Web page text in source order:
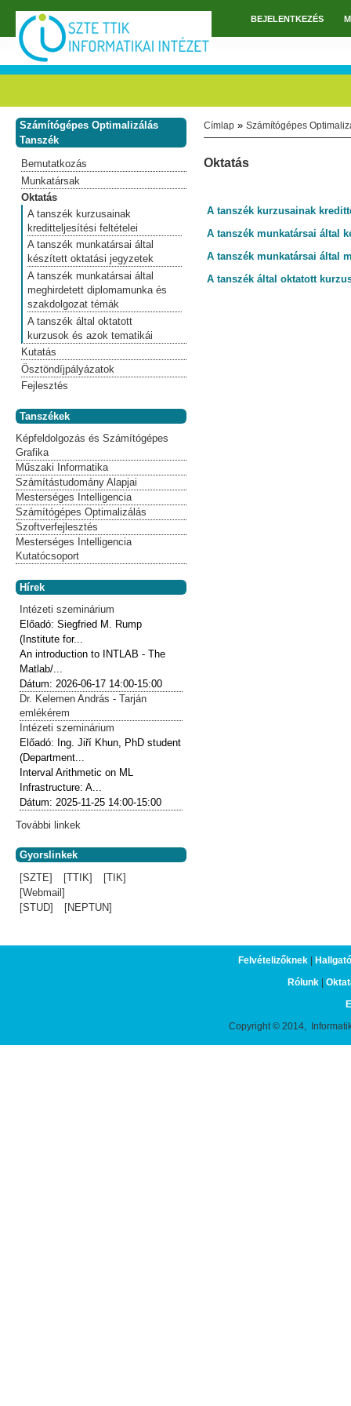
Ugrás a tartalomra
FőmenüBEJELENTKEZÉS
Jelenlegi hely
Címlap » Számítógépes
Oktatás
A tanszék kurzusainak
A tanszék munkatársai által
A tanszék munkatársai által
A tanszék által oktatott
Számítógépes Optimalizálás
Tanszék
Bemutatkozás
Munkatársak
Oktatás
A tanszék kurzusainak
kreditteljesítési feltételei
A tanszék munkatársai által
készített oktatási jegyzetek
A tanszék munkatársai által
meghirdetett diplomamunka és
szakdolgozat témák
A tanszék által oktatott
kurzusok és azok tematikái
Kutatás
Ösztöndíjpályázatok
Fejlesztés
Tanszékek
Képfeldolgozás és Számítógépes
Grafika
Műszaki Informatika
Számítástudomány Alapjai
Mesterséges Intelligencia
Számítógépes Optimalizálás
Szoftverfejlesztés
Mesterséges Intelligencia
Kutatócsoport
Hírek
Intézeti szeminárium
Előadó:Siegfried M. Rump
(Institute for...
An introduction to INTLAB - The
Matlab/...
Dátum: 2026-06-17 14:00-15:00
Dr. Kelemen András - Tarján
emlékérem
Intézeti szeminárium
Előadó: Ing. Jiří Khun, PhD student
(Department...
Interval Arithmetic on ML
Infrastructure: A...
Dátum: 2025-11-25 14:00-15:00
További linkek
Gyorslinkek
[SZTE]
[TTIK]
[TIK]
[Webmail]
[STUD]
[NEPTUN]
Felvételizőknek|
Rólunk|
Copyright © 2014,